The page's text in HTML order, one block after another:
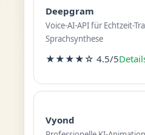
Deepgram
Voice-AI-API für Echtzeit-
Sprachsynthese
★★★★☆ 4.5/5
Vyond